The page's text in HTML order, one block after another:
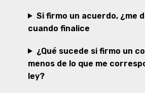
Si firmo un acuerdo, ¿me
cuando finalice
¿Qué sucede si firmo un
menos de lo que me
ley?